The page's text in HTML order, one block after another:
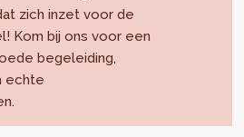
zich inzet voor de
Kom bij ons voor een
begeleiding,
echte